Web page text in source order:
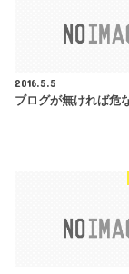
2016.5.5
ブログが無ければ危